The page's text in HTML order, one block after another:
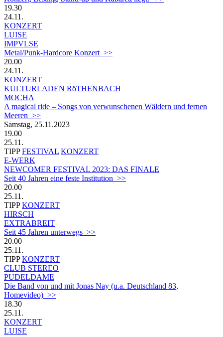
19.30
24.11.
KONZERT
LUISE
IMPVLSE
Metal/Punk-Hardcore Konzert >>
20.00
24.11.
KONZERT
KULTURLADEN RöTHENBACH
MOCHA
A magical ride – Songs von verwunschenen Wäldern und fernen
Meeren >>
Samstag, 25.11.2023
19.00
25.11.
TIPP FESTIVAL KONZERT
E-WERK
NEWCOMER FESTIVAL 2023: DAS FINALE
Seit 40 Jahren eine feste Institution >>
20.00
25.11.
TIPP KONZERT
HIRSCH
EXTRABREIT
Seit 45 Jahren unterwegs >>
20.00
25.11.
TIPP KONZERT
CLUB STEREO
PUDELDAME
Die Band von und mit Jonas Nay (u.a. Deutschland 83,
Homevideo) >>
18.30
25.11.
KONZERT
LUISE